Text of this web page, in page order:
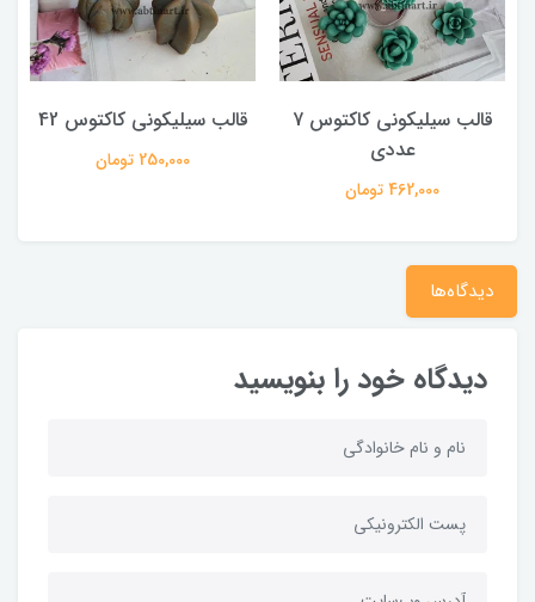
قالب سیلیکونی کاکتوس 7
عددی
462,000 تومان
قالب سیلیکونی کاکتوس 42
250,000 تومان
دیدگاه‌ها
دیدگاه خود را بنویسید